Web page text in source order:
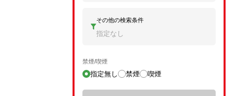
その他の検索条件
指定なし
禁煙/喫煙
指定無し 禁煙 喫煙